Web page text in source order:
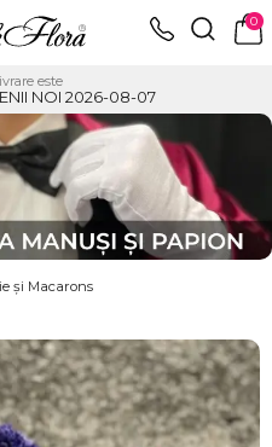
0
este
NOI 2026-08-07
și Macarons